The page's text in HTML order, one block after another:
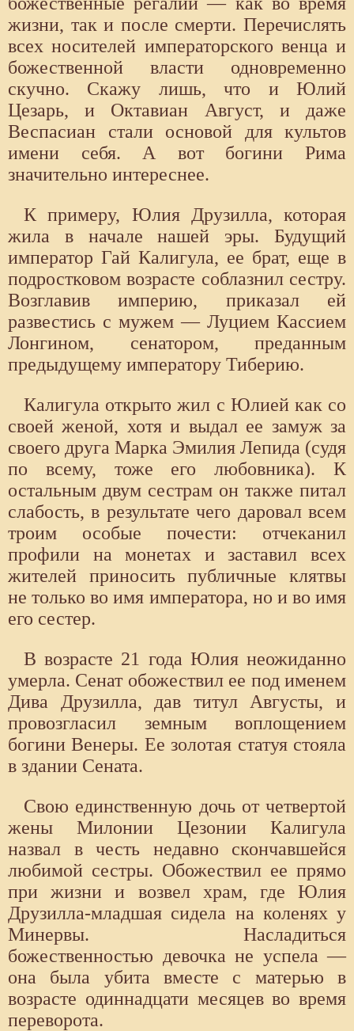
жизни, так и после смерти. Перечислять
всех носителей императорского венца и
божественной власти одновременно
скучно. Скажу лишь, что и Юлий
Цезарь, и Октавиан Август, и даже
Веспасиан стали основой для культов
имени себя. А вот богини Рима
значительно интереснее.
К примеру, Юлия Друзилла, которая
жила в начале нашей эры. Будущий
император Гай Калигула, ее брат, еще в
подростковом возрасте соблазнил сестру.
Возглавив империю, приказал ей
развестись с мужем — Луцием Кассием
Лонгином, сенатором, преданным
предыдущему императору Тиберию.
Калигула открыто жил с Юлией как со
своей женой, хотя и выдал ее замуж за
своего друга Марка Эмилия Лепида (судя
по всему, тоже его любовника). К
остальным двум сестрам он также питал
слабость, в результате чего даровал всем
троим особые почести: отчеканил
профили на монетах и заставил всех
жителей приносить публичные клятвы
не только во имя императора, но и во имя
его сестер.
В возрасте 21 года Юлия неожиданно
умерла. Сенат обожествил ее под именем
Дива Друзилла, дав титул Августы, и
провозгласил земным воплощением
богини Венеры. Ее золотая статуя стояла
в здании Сената.
Свою единственную дочь от четвертой
жены Милонии Цезонии Калигула
назвал в честь недавно скончавшейся
любимой сестры. Обожествил ее прямо
при жизни и возвел храм, где Юлия
Друзилла-младшая сидела на коленях у
Минервы. Насладиться
божественностью девочка не успела —
она была убита вместе с матерью в
возрасте одиннадцати месяцев во время
переворота.